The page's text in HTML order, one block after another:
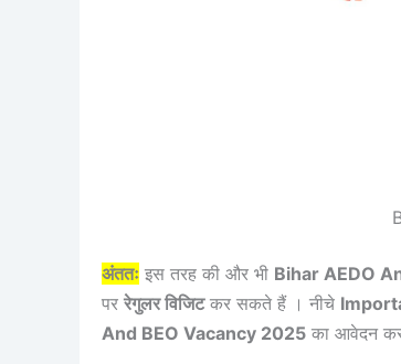
अंततः इस तरह की और भी Bihar AEDO
पर रेगुलर विजिटकर सकते हैं । नीचे
And BEO Vacancy 2025 का आवेदन